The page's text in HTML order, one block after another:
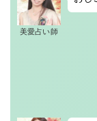
美愛占い師